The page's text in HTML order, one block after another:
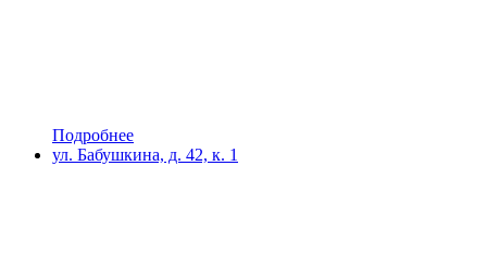
Подробнее
ул. Бабушкина, д. 42, к. 1